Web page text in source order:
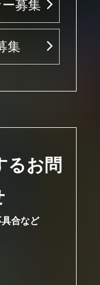
募集
集
るお問
合など